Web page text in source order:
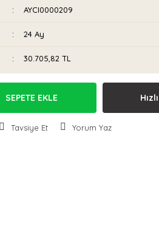
AYCI0000209
24 Ay
30.705,82 TL
SEPETE EKLE
Tavsiye Et Yorum Yaz